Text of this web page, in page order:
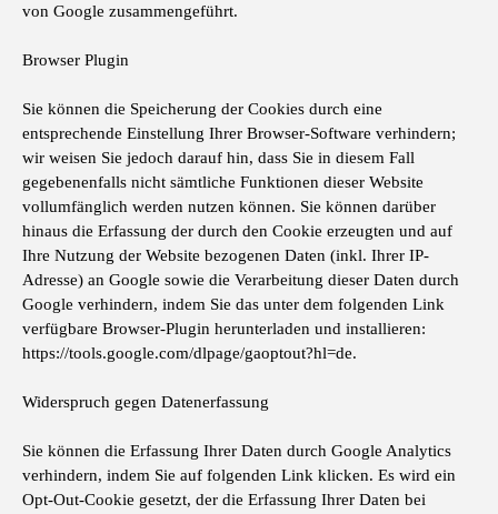
von Google zusammengeführt.
Browser Plugin
Sie können die Speicherung der Cookies durch eine
entsprechende Einstellung Ihrer Browser-Software verhindern;
wir weisen Sie jedoch darauf hin, dass Sie in diesem Fall
gegebenenfalls nicht sämtliche Funktionen dieser Website
vollumfänglich werden nutzen können. Sie können darüber
hinaus die Erfassung der durch den Cookie erzeugten und auf
Ihre Nutzung der Website bezogenen Daten (inkl. Ihrer IP-
Adresse) an Google sowie die Verarbeitung dieser Daten durch
Google verhindern, indem Sie das unter dem folgenden Link
verfügbare Browser-Plugin herunterladen und installieren:
https://tools.google.com/dlpage/gaoptout?hl=de.
Widerspruch gegen Datenerfassung
Sie können die Erfassung Ihrer Daten durch Google Analytics
verhindern, indem Sie auf folgenden Link klicken. Es wird ein
Opt-Out-Cookie gesetzt, der die Erfassung Ihrer Daten bei